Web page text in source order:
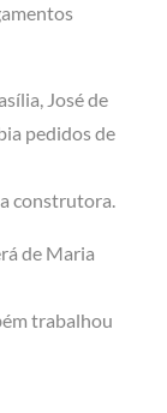
José de
pedidos de
construtora.
de Maria
trabalhou